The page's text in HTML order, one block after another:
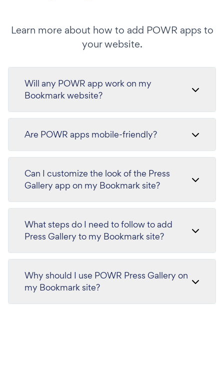
Learn more about how to add POWR apps to
your website.
Will any POWR app work on my
Bookmark website?
Are POWR apps mobile-friendly?
Can I customize the look of the Press
Gallery app on my Bookmark site?
What steps do I need to follow to add
Press Gallery to my Bookmark site?
Why should I use POWR Press Gallery on
my Bookmark site?